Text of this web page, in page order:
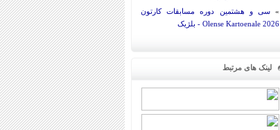
»سی و هشتمین دوره مسابقات کارتون
Olense Kartoenale 2026 - بلژیک
لینک های مرتبط